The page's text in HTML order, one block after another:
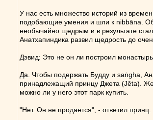
У нас есть множество историй из
подобающие умения и шли к nibbāna.
необычайно щедрым и в результате
Анатхапиндика развил щедрость до
Дэвид: Это не он ли построил
Да. Чтобы подержать Будду и saṅgha,
принадлежащий принцу Джета (Jēta).
можно ли у него этот парк купить.
"Нет. Он не продается", - ответил принц.